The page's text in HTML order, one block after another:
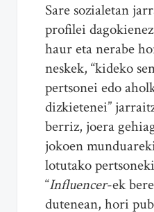
Sare sozialetan
profilei
haur eta nerabe
neskek, “kideko
pertsonei edo
dizkietenei”
berriz, joera
jokoen
lotutako
“Influencer-ek
dutenean, hori